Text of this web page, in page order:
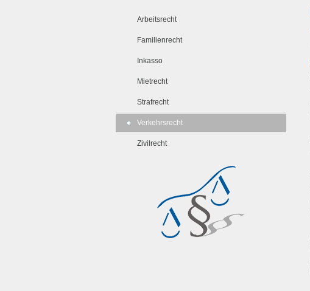
Arbeitsrecht
Familienrecht
Inkasso
Mietrecht
Strafrecht
Verkehrsrecht
Zivilrecht